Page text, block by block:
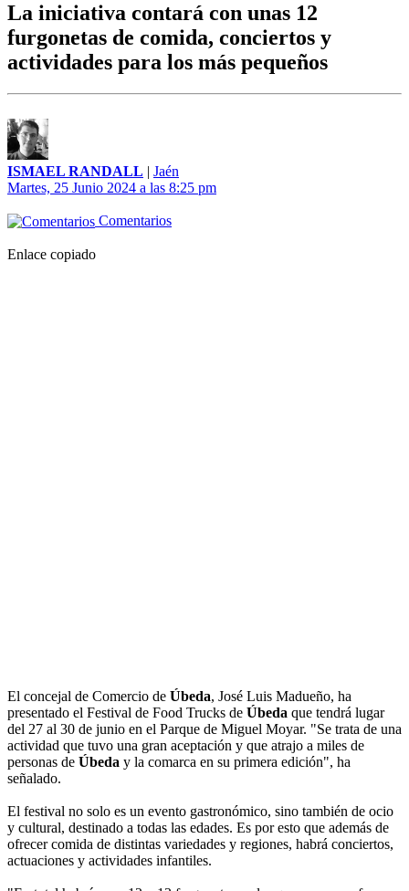
La iniciativa contará con unas 12
furgonetas de comida, conciertos y
actividades para los más pequeños
ISMAEL RANDALL | Jaén
Martes, 25 Junio 2024 a las 8:25 pm
Comentarios
Enlace copiado
El concejal de Comercio de Úbeda, José Luis Madueño, ha
presentado el Festival de Food Trucks de Úbeda que tendrá lugar
del 27 al 30 de junio en el Parque de Miguel Moyar. "Se trata de una
actividad que tuvo una gran aceptación y que atrajo a miles de
personas de Úbeda y la comarca en su primera edición", ha
señalado.
El festival no solo es un evento gastronómico, sino también de ocio
y cultural, destinado a todas las edades. Es por esto que además de
ofrecer comida de distintas variedades y regiones, habrá conciertos,
actuaciones y actividades infantiles.